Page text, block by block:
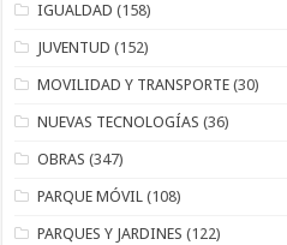
IGUALDAD (158)
JUVENTUD (152)
MOVILIDAD Y TRANSPORTE (30)
NUEVAS TECNOLOGÍAS (36)
OBRAS (347)
PARQUE MÓVIL (108)
PARQUES Y JARDINES (122)